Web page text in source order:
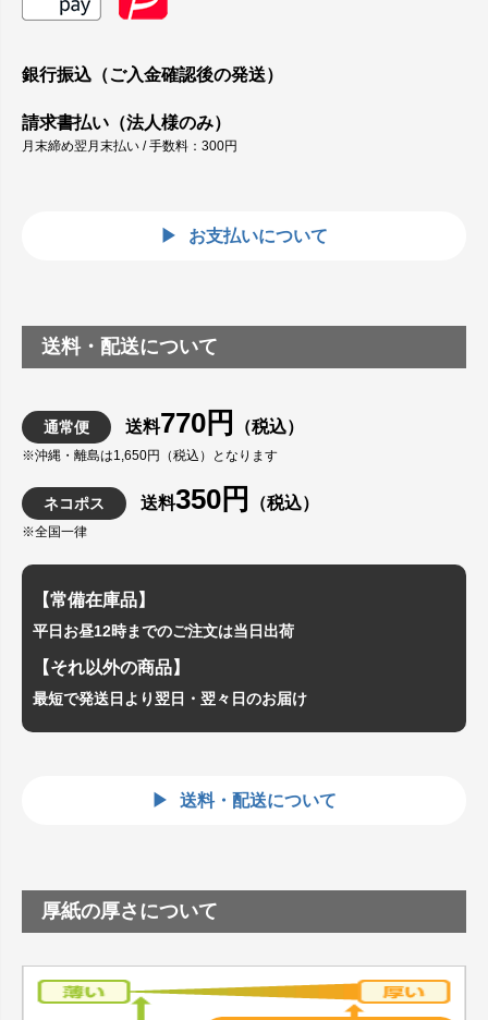
銀行振込（ご入金確認後の発送）
請求書払い（法人様のみ）
月末締め翌月末払い / 手数料：300円
お支払いについて
送料・配送について
通常便 送料770円 （税込）
※沖縄・離島は1,650円（税込）となります
ネコポス 送料350円 （税込）
※全国一律
【常備在庫品】
平日お昼12時までのご注文は当日出荷
【それ以外の商品】
最短で発送日より翌日・翌々日のお届け
送料・配送について
厚紙の厚さについて